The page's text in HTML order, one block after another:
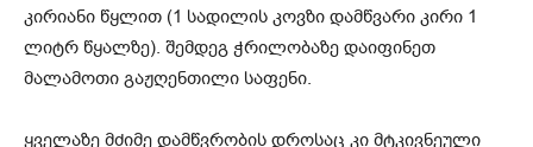
კირიანი წყლით (1 სადილის კოვზი დამწვარი კირი 1
ლიტრ წყალზე). შემდეგ ჭრილობაზე დაიფინეთ
მალამოთი გაჟღენთილი საფენი.
ყველაზე მძიმე დამწვრობის დროსაც კი მტკივნეული